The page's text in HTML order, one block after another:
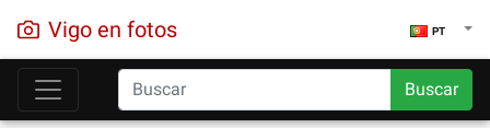
Vigo en fotos PT
Buscar